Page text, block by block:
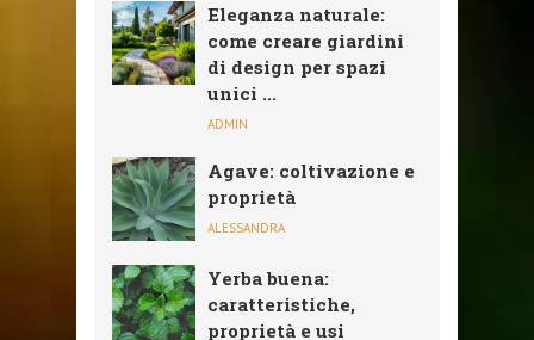
Eleganza naturale:
come creare giardini
di design per spazi
unici ...
ADMIN
Agave: coltivazione e
proprietà
ALESSANDRA
Yerba buena:
caratteristiche,
proprietà e usi